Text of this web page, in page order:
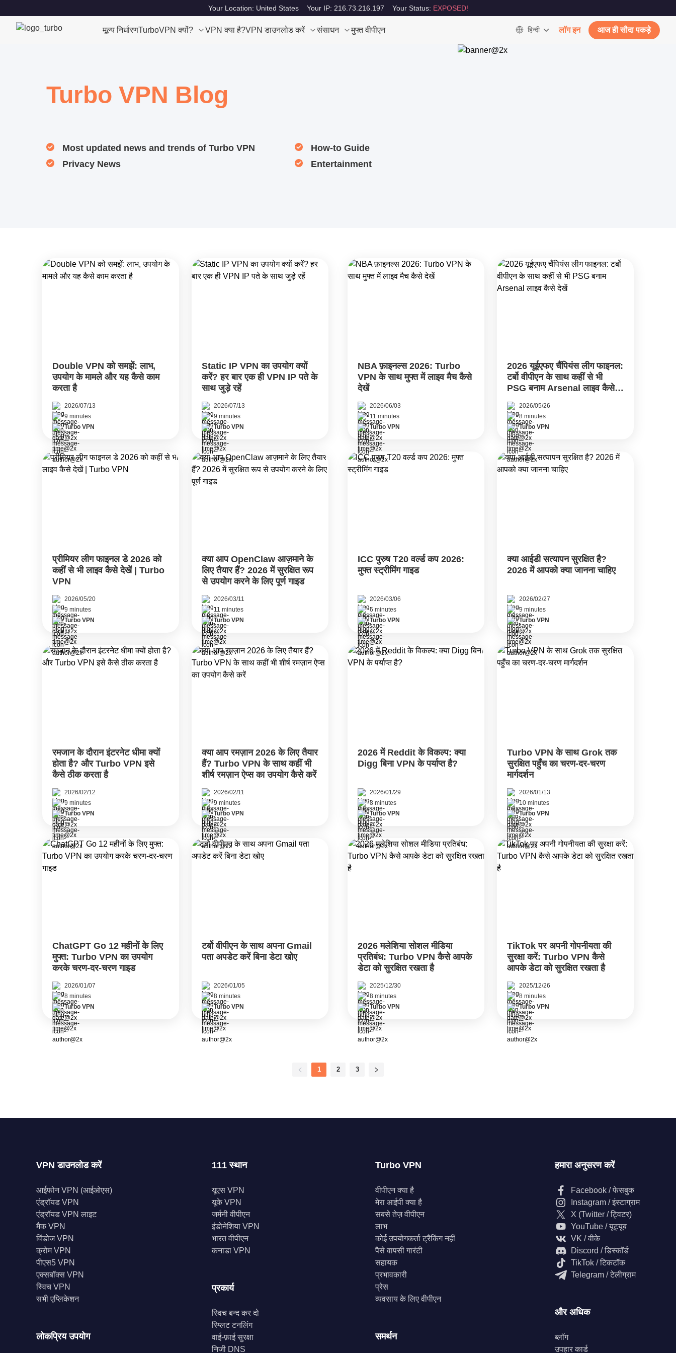
Your Location: United States Your IP: 216.73.216.197 Your Status: EXPOSED!
मूल्य निर्धारणTurboVPN क्यों? VPN क्या है?VPN डाउनलोड करें संसाधन मुफ्त वीपीएन हिन्दी लॉग इन आज ही सौदा पकड़े
Turbo VPN Blog
Most updated news and trends of Turbo VPN
How-to Guide
Privacy News
Entertainment
2026/07/13
9 minutes
Turbo VPN
Double VPN को समझें: लाभ,
उपयोग के मामले और यह कैसे काम
करता है
2026/07/13
9 minutes
Turbo VPN
Static IP VPN का उपयोग क्यों
करें? हर बार एक ही VPN IP पते के
साथ जुड़े रहें
2026/06/03
11 minutes
Turbo VPN
NBA फ़ाइनल्स 2026: Turbo
VPN के साथ मुफ्त में लाइव मैच कैसे
देखें
2026/05/26
8 minutes
Turbo VPN
2026 यूईएफए चैंपियंस लीग फाइनल:
टर्बो वीपीएन के साथ कहीं से भी
PSG बनाम Arsenal लाइव कैसे
देखें
2026/05/20
9 minutes
Turbo VPN
प्रीमियर लीग फाइनल डे 2026 को
कहीं से भी लाइव कैसे देखें | Turbo
VPN
2026/03/11
11 minutes
Turbo VPN
क्या आप OpenClaw आज़माने के
लिए तैयार हैं? 2026 में सुरक्षित रूप
से उपयोग करने के लिए पूर्ण गाइड
2026/03/06
6 minutes
Turbo VPN
ICC पुरुष T20 वर्ल्ड कप 2026:
मुफ्त स्ट्रीमिंग गाइड
2026/02/27
9 minutes
Turbo VPN
क्या आईडी सत्यापन सुरक्षित है?
2026 में आपको क्या जानना चाहिए
2026/02/12
9 minutes
Turbo VPN
रमजान के दौरान इंटरनेट धीमा क्यों
होता है? और Turbo VPN इसे
कैसे ठीक करता है
2026/02/11
9 minutes
Turbo VPN
क्या आप रमज़ान 2026 के लिए तैयार
हैं? Turbo VPN के साथ कहीं भी
शीर्ष रमज़ान ऐप्स का उपयोग कैसे करें
2026/01/29
8 minutes
Turbo VPN
2026 में Reddit के विकल्प: क्या
Digg बिना VPN के पर्याप्त है?
2026/01/13
10 minutes
Turbo VPN
Turbo VPN के साथ Grok तक
सुरक्षित पहुँच का चरण-दर-चरण
मार्गदर्शन
2026/01/07
8 minutes
Turbo VPN
ChatGPT Go 12 महीनों के लिए
मुफ्त: Turbo VPN का उपयोग
करके चरण-दर-चरण गाइड
2026/01/05
8 minutes
Turbo VPN
टर्बो वीपीएन के साथ अपना Gmail
पता अपडेट करें बिना डेटा खोए
2025/12/30
8 minutes
Turbo VPN
2026 मलेशिया सोशल मीडिया
प्रतिबंध: Turbo VPN कैसे आपके
डेटा को सुरक्षित रखता है
2025/12/26
8 minutes
Turbo VPN
TikTok पर अपनी गोपनीयता की
सुरक्षा करें: Turbo VPN कैसे
आपके डेटा को सुरक्षित रखता है
1 2 3
VPN डाउनलोड करें
आईफोन VPN (आईओएस)
एंड्रॉयड VPN
एंड्रॉयड VPN लाइट
मैक VPN
विंडोज VPN
क्रोम VPN
पीएस5 VPN
एक्सबॉक्स VPN
स्विच VPN
सभी एप्लिकेशन
लोकप्रिय उपयोग
111 स्थान
यूएस VPN
यूके VPN
जर्मनी वीपीएन
इंडोनेशिया VPN
भारत वीपीएन
कनाडा VPN
प्रकार्य
स्विच बन्द कर दो
स्प्लिट टनलिंग
वाई-फ़ाई सुरक्षा
निजी DNS
Turbo VPN
वीपीएन क्या है
मेरा आईपी क्या है
सबसे तेज़ वीपीएन
लाभ
कोई उपयोगकर्ता ट्रैकिंग नहीं
पैसे वापसी गारंटी
सहायक
प्रभावकारी
प्रेस
व्यवसाय के लिए वीपीएन
समर्थन
हमारा अनुसरण करें
Facebook / फेसबुक
Instagram / इंस्टाग्राम
X (Twitter / ट्विटर)
YouTube / यूट्यूब
VK / वीके
Discord / डिस्कॉर्ड
TikTok / टिकटॉक
Telegram / टेलीग्राम
और अधिक
ब्लॉग
उपहार कार्ड